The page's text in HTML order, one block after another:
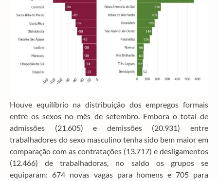
Houve equilíbrio na distribuição dos empregos formais
entre os sexos no mês de setembro. Embora o total de
admissões (21.605) e demissões (20.931) entre
trabalhadores do sexo masculino tenha sido bem maior em
comparação com as contratações (13.717) e desligamentos
(12.466) de trabalhadoras, no saldo os grupos se
equiparam: 674 novas vagas para homens e 705 para